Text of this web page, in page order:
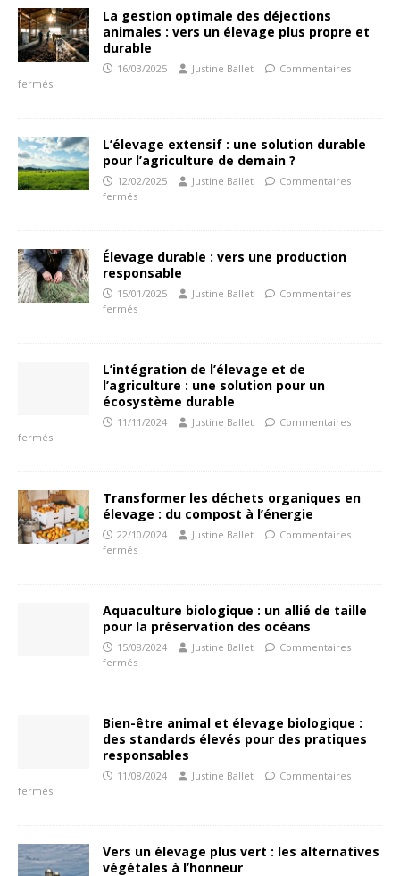
La gestion optimale des déjections
animales : vers un élevage plus propre et
durable
16/03/2025 Justine Ballet
Commentaires
fermés
L’élevage extensif : une solution durable
pour l’agriculture de demain ?
12/02/2025 Justine Ballet
Commentaires
fermés
Élevage durable : vers une production
responsable
15/01/2025 Justine Ballet
Commentaires
fermés
L’intégration de l’élevage et de
l’agriculture : une solution pour un
écosystème durable
11/11/2024 Justine Ballet
Commentaires
fermés
Transformer les déchets organiques en
élevage : du compost à l’énergie
22/10/2024 Justine Ballet
Commentaires
fermés
Aquaculture biologique : un allié de taille
pour la préservation des océans
15/08/2024 Justine Ballet
Commentaires
fermés
Bien-être animal et élevage biologique :
des standards élevés pour des pratiques
responsables
11/08/2024 Justine Ballet
Commentaires
fermés
Vers un élevage plus vert : les alternatives
végétales à l’honneur